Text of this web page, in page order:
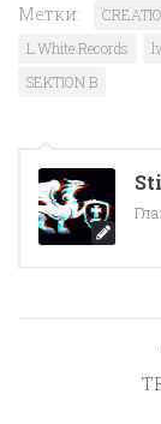
Метки:
L.White Records
SEKTION B